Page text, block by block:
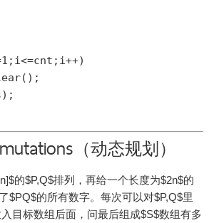
（动态规划）
的$P,Q$排列，再给一个长度为$2n$的
$PQ$的所有数字。每次可以对$P,Q$里
目标数组后面，问最后组成$S$数组有多